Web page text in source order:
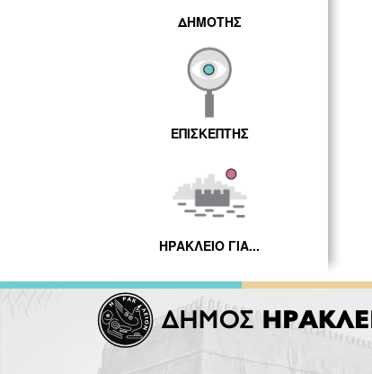
ΔΗΜΟΤΗΣ
ΕΠΙΣΚΕΠΤΗΣ
ΗΡΑΚΛΕΙΟ ΓΙΑ...